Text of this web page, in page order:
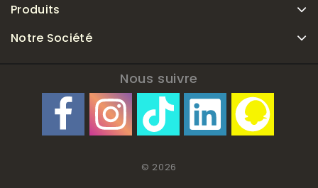
Produits
Notre Société
Nous suivre
© 2026